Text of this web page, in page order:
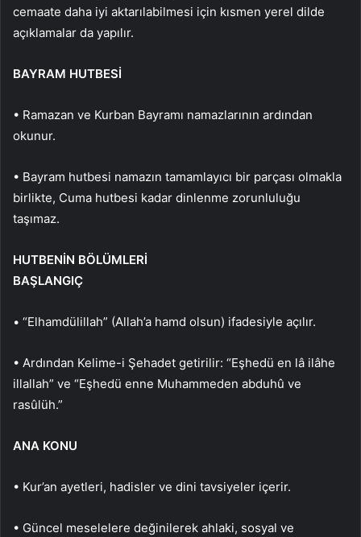
cemaate daha iyi aktarılabilmesi için kısmen yerel dilde
açıklamalar da yapılır.
BAYRAM HUTBESİ
• Ramazan ve Kurban Bayramı namazlarının ardından
okunur.
• Bayram hutbesi namazın tamamlayıcı bir parçası olmakla
birlikte, Cuma hutbesi kadar dinlenme zorunluluğu
taşımaz.
HUTBENİN BÖLÜMLERİ
BAŞLANGIÇ
• “Elhamdülillah” (Allah’a hamd olsun) ifadesiyle açılır.
• Ardından Kelime-i Şehadet getirilir: “Eşhedü en lâ ilâhe
illallah” ve “Eşhedü enne Muhammeden abduhû ve
rasûlüh.”
ANA KONU
• Kur’an ayetleri, hadisler ve dini tavsiyeler içerir.
• Güncel meselelere değinilerek ahlaki, sosyal ve